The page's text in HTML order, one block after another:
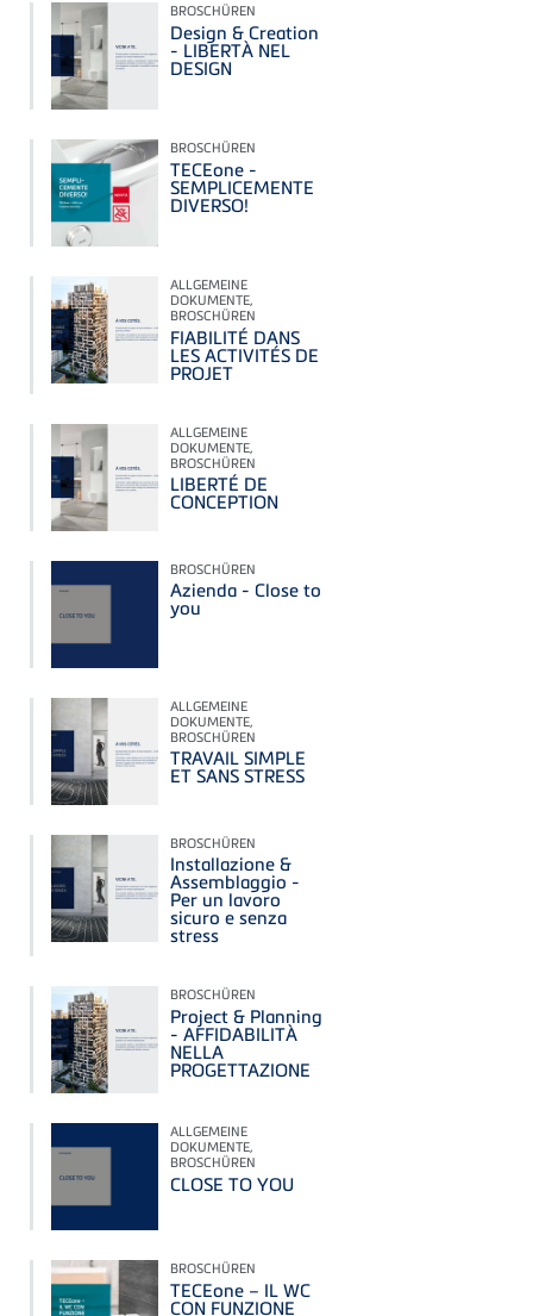
BROSCHÜREN
Design & Creation
- LIBERTÀ NEL
DESIGN
BROSCHÜREN
TECEone -
SEMPLICEMENTE
DIVERSO!
ALLGEMEINE
DOKUMENTE,
BROSCHÜREN
FIABILITÉ DANS
LES ACTIVITÉS DE
PROJET
ALLGEMEINE
DOKUMENTE,
BROSCHÜREN
LIBERTÉ DE
CONCEPTION
BROSCHÜREN
Azienda - Close to
you
ALLGEMEINE
DOKUMENTE,
BROSCHÜREN
TRAVAIL SIMPLE
ET SANS STRESS
BROSCHÜREN
Installazione &
Assemblaggio -
Per un lavoro
sicuro e senza
stress
BROSCHÜREN
Project & Planning
- AFFIDABILITÀ
NELLA
PROGETTAZIONE
ALLGEMEINE
DOKUMENTE,
BROSCHÜREN
CLOSE TO YOU
BROSCHÜREN
TECEone – IL WC
CON FUNZIONE